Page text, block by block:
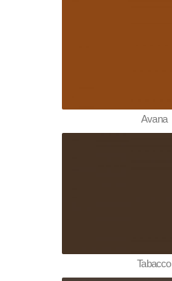
Avana
Tabacco